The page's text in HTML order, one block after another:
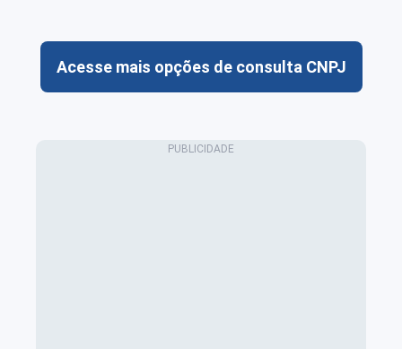
Acesse mais opções de consulta CNPJ